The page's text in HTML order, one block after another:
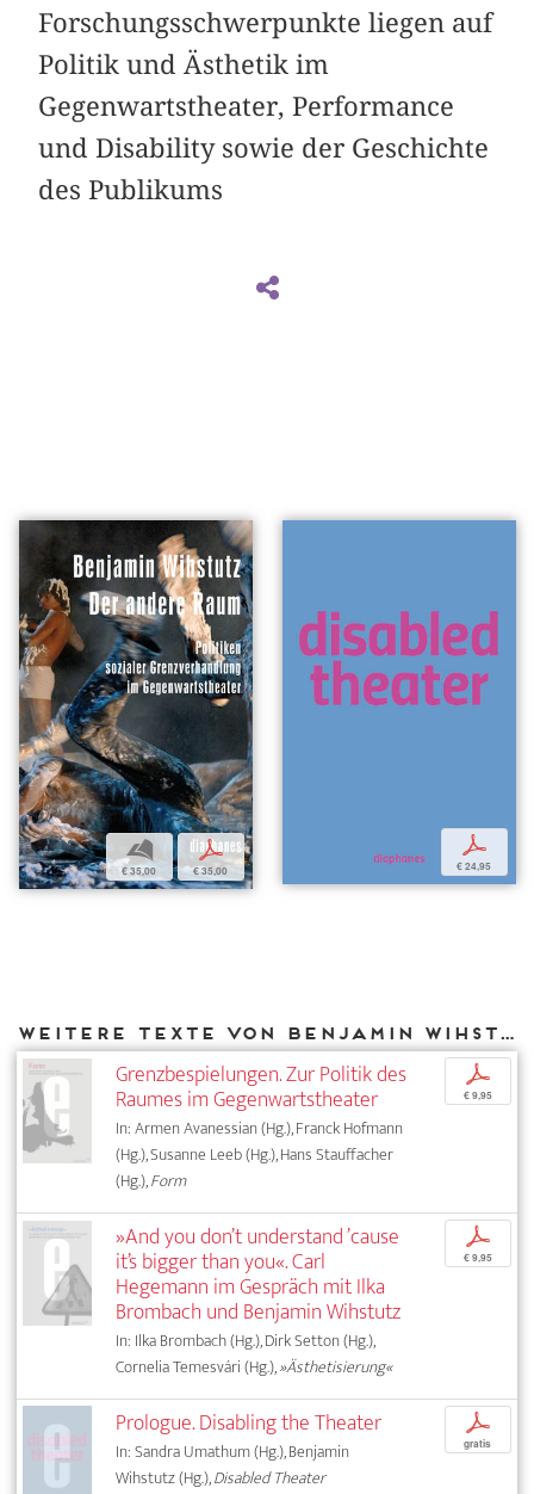
Forschungsschwerpunkte liegen auf
Politik und Ästhetik im
Gegenwartstheater, Performance
und Disability sowie der Geschichte
des Publikums
b
€ 35,00
p
€ 35,00
p
€ 24,95
Weitere Texte von Benjamin Wihstutz bei DIAPHANES
Grenzbespielungen. Zur Politik des
Raumes im Gegenwartstheater
In: Armen Avanessian (Hg.), Franck Hofmann
(Hg.), Susanne Leeb (Hg.), Hans Stauffacher
(Hg.),Form
p
€ 9,95
»And you don’t understand ’cause
it’s bigger than you«. Carl
Hegemann im Gespräch mit Ilka
Brombach und Benjamin Wihstutz
In: Ilka Brombach (Hg.), Dirk Setton (Hg.),
Cornelia Temesvári (Hg.),»Ästhetisierung«
p
€ 9,95
Prologue. Disabling the Theater
In: Sandra Umathum (Hg.), Benjamin
Wihstutz (Hg.),Disabled Theater
p
gratis